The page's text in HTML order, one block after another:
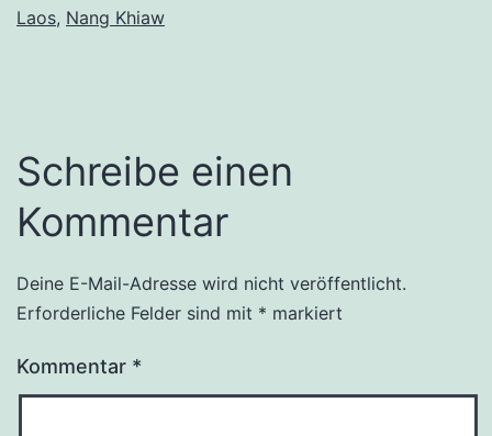
Laos, Nang Khiaw
Schreibe einen
Kommentar
Deine E-Mail-Adresse wird nicht veröffentlicht.
Erforderliche Felder sind mit * markiert
Kommentar *